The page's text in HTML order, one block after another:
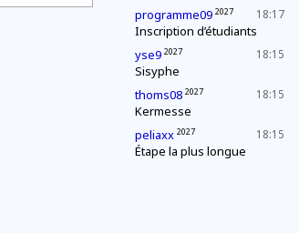
18:17
programme09 2027
Inscription d’étudiants
18:15
yse9 2027
Sisyphe
18:15
thoms08 2027
Kermesse
18:15
peliaxx 2027
Étape la plus longue